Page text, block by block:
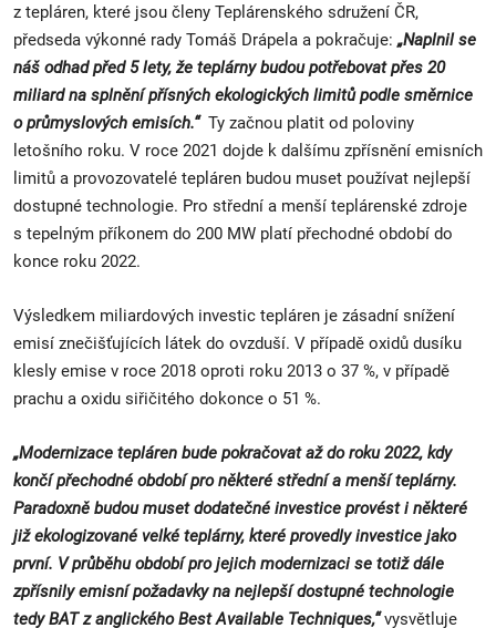
z tepláren, které jsou členy Teplárenského sdružení ČR,
předseda výkonné rady Tomáš Drápela a pokračuje: „Naplnil se
náš odhad před 5 lety, že teplárny budou potřebovat přes 20
miliard na splnění přísných ekologických limitů podle směrnice
o průmyslových emisích.“Ty začnou platit od poloviny
letošního roku. V roce 2021 dojde k dalšímu zpřísnění emisních
limitů a provozovatelé tepláren budou muset používat nejlepší
dostupné technologie. Pro střední a menší teplárenské zdroje
s tepelným příkonem do 200 MW platí přechodné období do
konce roku 2022.
Výsledkem miliardových investic tepláren je zásadní snížení
emisí znečišťujících látek do ovzduší. V případě oxidů dusíku
klesly emise v roce 2018 oproti roku 2013 o 37 %, v případě
prachu a oxidu siřičitého dokonce o 51 %.
„Modernizace tepláren bude pokračovat až do roku 2022, kdy
končí přechodné období pro některé střední a menší teplárny.
Paradoxně budou muset dodatečné investice provést i některé
již ekologizované velké teplárny, které provedly investice jako
první. V průběhu období pro jejich modernizaci se totiž dále
zpřísnily emisní požadavky na nejlepší dostupné technologie
tedy BAT z anglického Best Available Techniques,“vysvětluje